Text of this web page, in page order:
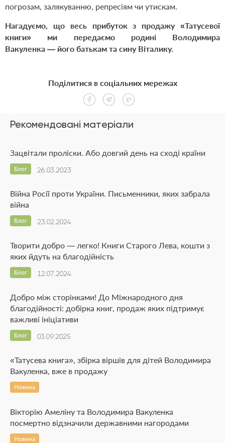
погрозам, залякуванню, репресіям чи утискам.
Нагадуємо, що весь прибуток з продажу «Татусевої
книги» ми передаємо родині Володимира
Вакуленка — його батькам та сину Віталику.
Рекомендовані матеріали
Зацвітали проліски. Або довгий день на сході країни
26.03.2023
Блог
Війна Росії проти України. Письменники, яких забрала
війна
23.02.2024
Блог
Творити добро — легко! Книги Старого Лева, кошти з
яких йдуть на благодійність
12.07.2024
Блог
Добро між сторінками! До Міжнародного дня
благодійності: добірка книг, продаж яких підтримує
важливі ініціативи
03.09.2025
Блог
«Татусева книга», збірка віршів для дітей Володимира
Вакуленка, вже в продажу
Новина
Вікторію Амеліну та Володимира Вакуленка
посмертно відзначили державними нагородами
Новина
Поділитися в соціальних мережах